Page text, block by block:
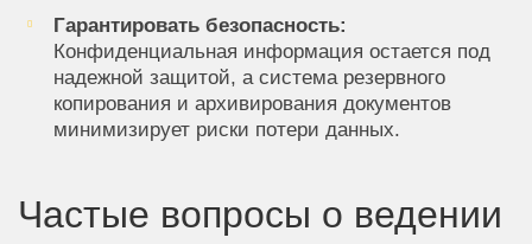
Гарантировать безопасность:
Конфиденциальная информация остается под
надежной защитой, а система резервного
копирования и архивирования документов
минимизирует риски потери данных.
Частые вопросы о ведении